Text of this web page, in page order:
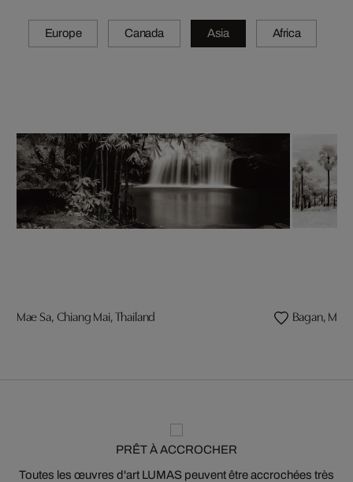
Europe Canada Asia Africa
Mae Sa, Chiang Mai, Thailand Bagan,
PRÊT À ACCROCHER
Toutes les œuvres d'art LUMAS peuvent être accrochées très